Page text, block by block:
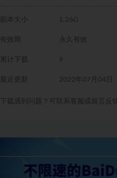
剧本大小 1.26G
有效期 永久有效
累计下载 9
最近更新 2022年07月04日
下载遇到问题？可联系客服或留言反馈